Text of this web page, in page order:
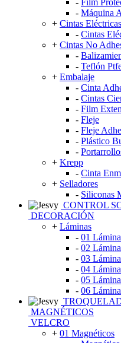
- Film
- Máquina
+ Cintas Eléctricas
- Cintas
+ Cintas No
-
- Teflón
+ Embalaje
- Cinta
- Cintas
- Film
- Fleje
- Fleje
- Plástico
-
+ Krepp
- Cinta
+ Selladores
- Siliconas
CONTROL
DECORACIÓN
+ Láminas
- 01
- 02
- 03
- 04
- 05
- 06
MAGNÉTICOS
VELCRO
+ 01 Magnéticos